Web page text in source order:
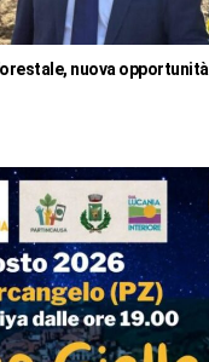
nuova opportunità